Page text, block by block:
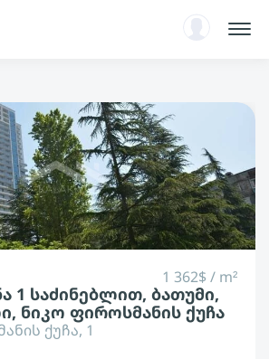
ავტორიზაცია
KA
1 362$ / m²
1 საძინებლით, ბათუმი,
ნიკო ფიროსმანის ქუჩა
ქუჩა, 1